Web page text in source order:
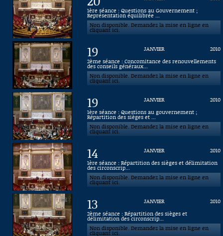
Connaissance, Histoire
1ère séance : Questions au Gouvernement ;
Représentation équilibrée ...
Non disponible. Demandez la mise en ligne en
cliquant ici.
19 JANVIER
2010
2ème séance : Concomitance des renouvellements
des conseils généraux...
Non disponible. Demandez la mise en ligne en
cliquant ici.
19 JANVIER
2010
1ère séance : Questions au gouvernement ;
Répartition des sièges et ...
Non disponible. Demandez la mise en ligne en
cliquant ici.
14 JANVIER
2010
1ère séance : Répartition des sièges et délimitation
des circonscrip...
Non disponible. Demandez la mise en ligne en
cliquant ici.
13 JANVIER
2010
2ème séance : Répartition des sièges et
délimitation des circonscrip...
Non disponible. Demandez la mise en ligne en
cliquant ici.